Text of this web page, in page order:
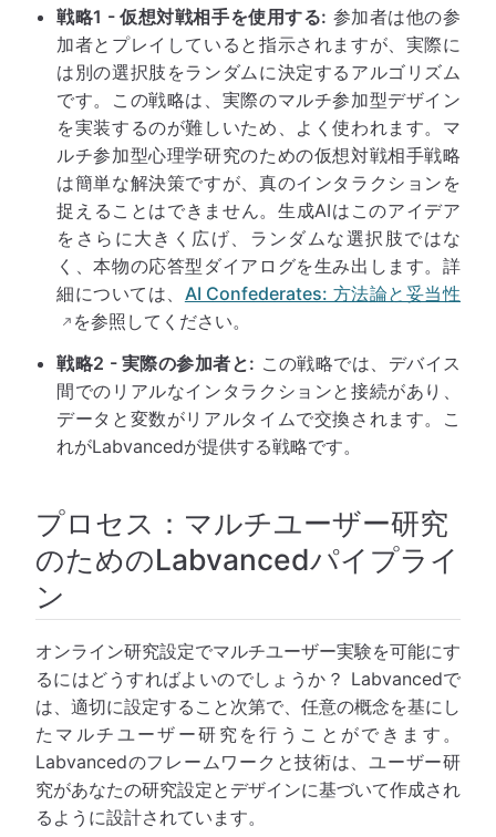
戦略1 - 仮想対戦相手を使用する: 参加者は他の参
加者とプレイしていると指示されますが、実際に
は別の選択肢をランダムに決定するアルゴリズム
です。この戦略は、実際のマルチ参加型デザイン
を実装するのが難しいため、よく使われます。マ
ルチ参加型心理学研究のための仮想対戦相手戦略
は簡単な解決策ですが、真のインタラクションを
捉えることはできません。生成AIはこのアイデア
をさらに大きく広げ、ランダムな選択肢ではな
く、本物の応答型ダイアログを生み出します。詳
細については、 AI Confederates: 方法論と妥当性
を参照してください。
戦略2 - 実際の参加者と: この戦略では、デバイス
間でのリアルなインタラクションと接続があり、
データと変数がリアルタイムで交換されます。こ
れがLabvancedが提供する戦略です。
プロセス：マルチユーザー研究
のためのLabvancedパイプライ
ン
オンライン研究設定でマルチユーザー実験を可能にす
るにはどうすればよいのでしょうか？ Labvancedで
は、適切に設定すること次第で、任意の概念を基にし
たマルチユーザー研究を行うことができます。
Labvancedのフレームワークと技術は、ユーザー研
究があなたの研究設定とデザインに基づいて作成され
るように設計されています。